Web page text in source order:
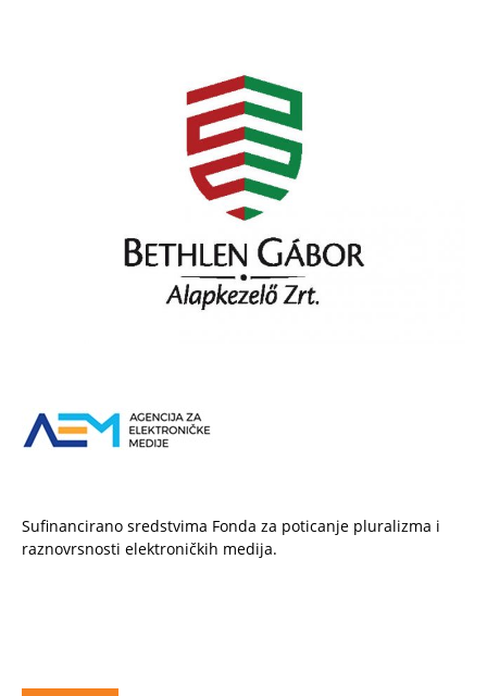
Sufinancirano sredstvima Fonda za poticanje pluralizma i
raznovrsnosti elektroničkih medija.